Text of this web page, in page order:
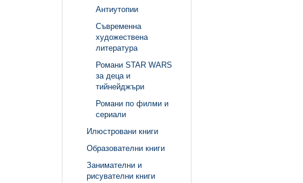
Антиутопии
Съвременна
художествена
литература
Романи STAR WARS
за деца и
тийнейджъри
Романи по филми и
сериали
Илюстровани книги
Образователни книги
Занимателни и
рисувателни книги